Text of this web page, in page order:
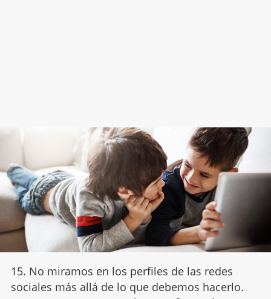
15. No miramos en los perfiles de las redes
sociales más allá de lo que debemos hacerlo.